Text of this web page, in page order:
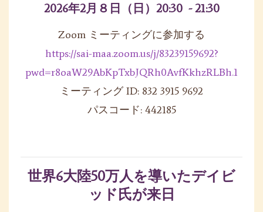
2026年2月８日（日）20:30 - 21:30
Zoom ミーティングに参加する
https://sai-maa.zoom.us/j/83239159692?
pwd=r8oaW29AbKpTxbJQRh0AvfKkhzRLBh.1
ミーティング ID: 832 3915 9692
パスコード: 442185
世界6大陸50万人を導いたデイビ
ッド氏が来日